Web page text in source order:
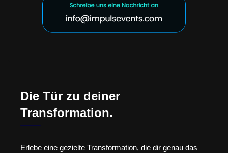
Die Tür zu deiner
Transformation.
Erlebe eine gezielte Transformation, die dir genau das